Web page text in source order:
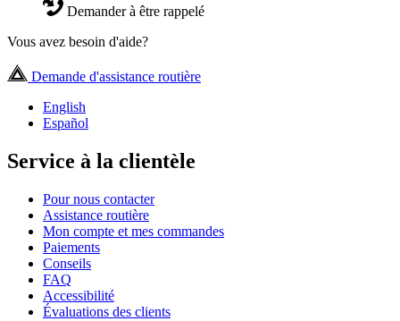
Demander à être rappelé
Vous avez besoin d'aide?
Demande d'assistance routière
English
Español
Service à la clientèle
Pour nous contacter
Assistance routière
Mon compte et mes commandes
Paiements
Conseils
FAQ
Accessibilité
Évaluations des clients